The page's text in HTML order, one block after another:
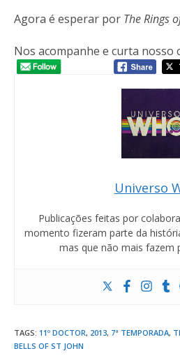
Agora é esperar por The Rings
Nos acompanhe e curta nosso
Universo
Publicações feitas por
momento fizeram parte da
mas que não mais fazem
TAGS: 11º DOCTOR, 2013, 7ª TEMPORADA,
BELLS OF ST JOHN